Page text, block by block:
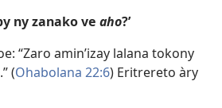
ny zanako ve aho?’
“Zaro amin’izay lalana tokony
(Ohabolana 22:6) Eritrereto àry